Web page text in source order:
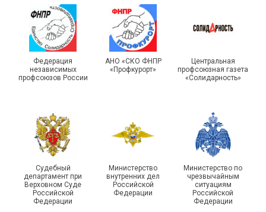
IX Туристический слёт
Московской городской
организации Профсоюза
Турслет и Спартакиада –
праздники спорта и
туризма прошли в Омской
области
Чествование ветеранов
боевых действий
Подписано соглашение с
Федерация
независимых
профсоюзов России
АНО «СКО ФНПР
«Профкурорт»
Центральная
профсоюзная газета
«Солидарность»
Судебный
департамент при
Верховном Суде
Российской
Федерации
Министерство
внутренних дел
Российской
Федерации
Министерство по
чрезвычайным
ситуациям
Российской
Федерации